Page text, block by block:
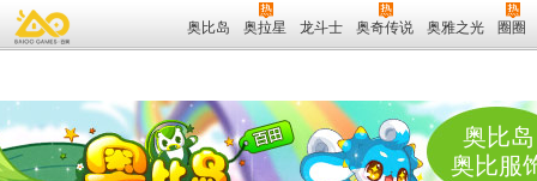
奥比岛 奥拉星 龙斗士 奥奇传说 奥雅之光 圈圈
奥比岛
奥比服